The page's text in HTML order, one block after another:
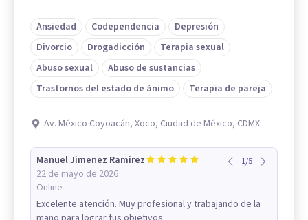
Ansiedad Codependencia
Depresión
Divorcio
Drogadicción
Terapia sexual
Abuso sexual
Abuso de sustancias
Trastornos del estado de ánimo
Terapia de pareja
Av. México Coyoacán, Xoco, Ciudad de México, CDMX
Manuel Jimenez Ramirez
22 de mayo de 2026
Online
1/5
Excelente atención. Muy profesional y trabajando de la